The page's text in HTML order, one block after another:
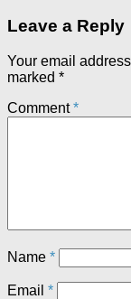
Leave a Reply
Your email
marked *
Comment*
Name *
Email *